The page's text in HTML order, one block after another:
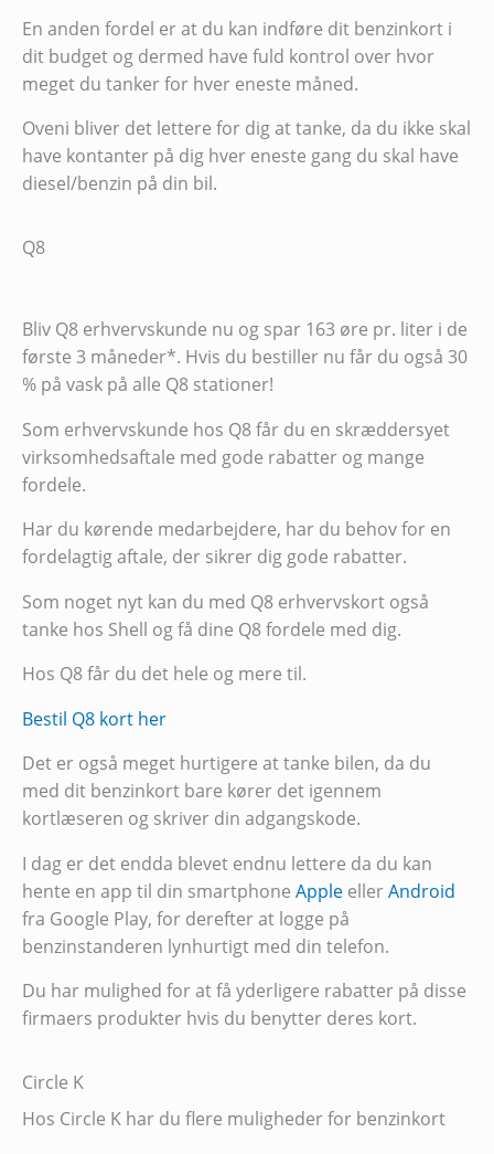
En anden fordel er at du kan indføre dit benzinkort i
dit budget og dermed have fuld kontrol over hvor
meget du tanker for hver eneste måned.
Oveni bliver det lettere for dig at tanke, da du ikke skal
have kontanter på dig hver eneste gang du skal have
diesel/benzin på din bil.
Q8
Bliv Q8 erhvervskunde nu og spar 163 øre pr. liter i de
første 3 måneder*. Hvis du bestiller nu får du også 30
% på vask på alle Q8 stationer!
Som erhvervskunde hos Q8 får du en skræddersyet
virksomhedsaftale med gode rabatter og mange
fordele.
Har du kørende medarbejdere, har du behov for en
fordelagtig aftale, der sikrer dig gode rabatter.
Som noget nyt kan du med Q8 erhvervskort også
tanke hos Shell og få dine Q8 fordele med dig.
Hos Q8 får du det hele og mere til.
Bestil Q8 kort her
Det er også meget hurtigere at tanke bilen, da du
med dit benzinkort bare kører det igennem
kortlæseren og skriver din adgangskode.
I dag er det endda blevet endnu lettere da du kan
hente en app til din smartphone Apple ellerAndroid
fra Google Play, for derefter at logge på
benzinstanderen lynhurtigt med din telefon.
Du har mulighed for at få yderligere rabatter på disse
firmaers produkter hvis du benytter deres kort.
Circle K
Hos Circle K har du flere muligheder for benzinkort